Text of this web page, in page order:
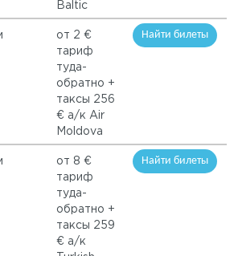
Baltic
от 2 €
тариф
туда-
обратно +
таксы 256
€ а/к Air
Moldova
Найти билеты
от 8 €
тариф
туда-
обратно +
таксы 259
€ а/к
Найти билеты